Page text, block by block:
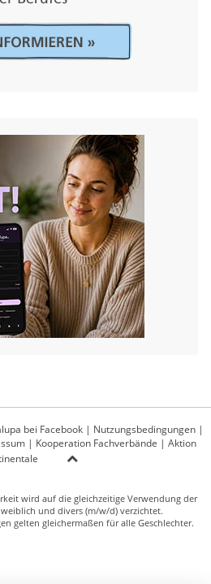
bei Facebook | Nutzungsbedingungen |
| Kooperation Fachverbände | Aktion
wird auf die gleichzeitige Verwendung der
und divers (m/w/d) verzichtet.
gelten gleichermaßen für alle Geschlechter.